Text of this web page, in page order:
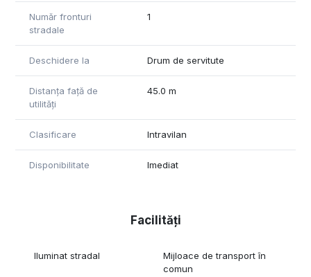
Număr fronturi
stradale
1
Deschidere la Drum de servitute
Distanța față de
utilități
45.0 m
Clasificare Intravilan
Disponibilitate Imediat
Facilități
Iluminat stradal
Mijloace de transport în
comun